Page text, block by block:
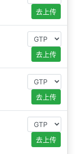
去上传
去上传
去上传
去上传